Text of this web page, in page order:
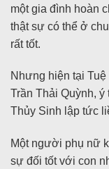
một gia đình hoàn
thật sự có thể ở
rất tốt.
Nhưng hiện tại
Trần Thải Quỳnh,
Thủy Sinh lập tức
Một người phụ nữ
sự đối tốt với con